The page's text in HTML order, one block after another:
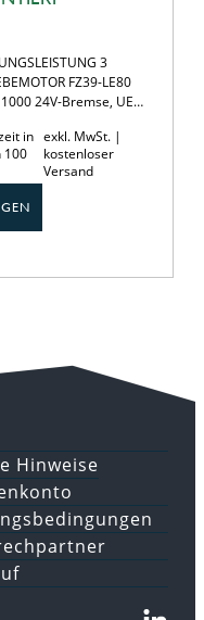
3
FZ39-LE80
1000 24V-Bremse, UE…
in
100
exkl. MwSt. |
kostenloser
Versand
Hinweise